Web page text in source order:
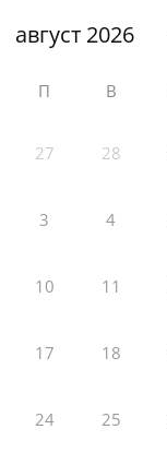
П В
27 28
3 4
10 11
17 18
24 25